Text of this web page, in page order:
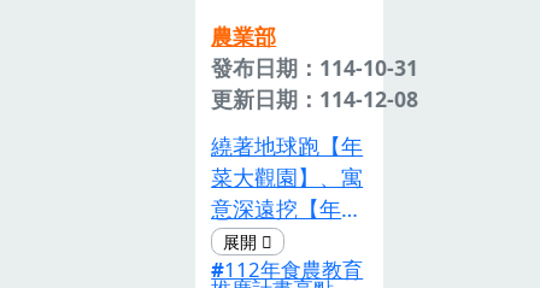
療癒和日常生活
中，豐富生活質
量。這符合【綜
合素養E-B3】要
求，學生將透過
觀察與手作活
動，提升對環境
與生活美感的感
飲食,達到永續
海鮮的目的。體
驗活動一:梧棲
並利用永續海鮮
認識水產品體驗
活動二:七股蚵
田認識七股潟湖
浮棚式養殖體驗
農業部
發布日期：114-10-31
更新日期：114-12-08
繞著地球跑【年
菜大觀園】、寓
意深遠挖【年菜
大哉問】 1.每個
國家都擁有獨特
112年食農教育